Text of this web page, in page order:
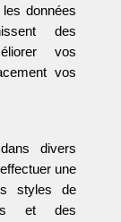
données
des
vos
vos
divers
une
styles de
et des